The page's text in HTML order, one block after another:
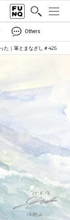
Others
た｜筆とまなざし＃425